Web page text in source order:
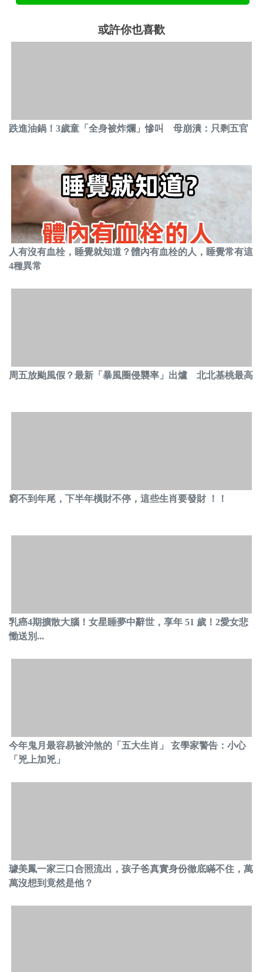
或許你也喜歡
跌進油鍋！3歲童「全身被炸爛」慘叫 母崩潰：只剩五官
人有沒有血栓，睡覺就知道？體內有血栓的人，睡覺常有這
4種異常
周五放颱風假？最新「暴風圈侵襲率」出爐 北北基桃最高
窮不到年尾，下半年橫財不停，這些生肖要發財 ！！
乳癌4期擴散大腦！女星睡夢中辭世，享年 51 歲！2愛女悲
慟送別...
今年鬼月最容易被沖煞的「五大生肖」 玄學家警告：小心
「兇上加兇」
璩美鳳一家三口合照流出，孩子爸真實身份徹底瞞不住，萬
萬沒想到竟然是他？